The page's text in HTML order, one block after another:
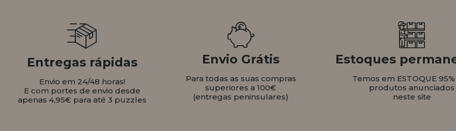
Entregas rápidas
Envio em 24/48 horas!
E com portes de envio desde
apenas 4,95€ para até 3 puzzles
Envio Grátis
Para todas as suas compras
superiores a 100€
(entregas peninsulares)
Estoques
Temos em ESTOQUE
produtos anunciados
neste site